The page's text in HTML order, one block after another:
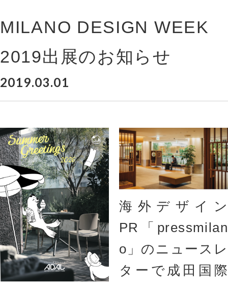
MILANO DESIGN WEEK
2019出展のお知らせ
2019.03.01
海外デザイン
PR「pressmilan
o」のニュースレ
ターで成田国際